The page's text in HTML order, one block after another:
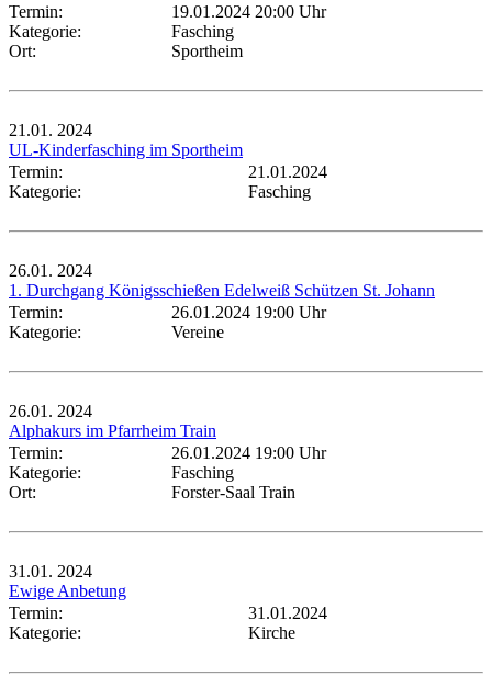
Termin:
19.01.2024 20:00 Uhr
Kategorie:
Fasching
Ort:
Sportheim
21.01. 2024
UL-Kinderfasching im Sportheim
Termin:
21.01.2024
Kategorie:
Fasching
26.01. 2024
1. Durchgang Königsschießen Edelweiß Schützen St. Johann
Termin:
26.01.2024 19:00 Uhr
Kategorie:
Vereine
26.01. 2024
Alphakurs im Pfarrheim Train
Termin:
26.01.2024 19:00 Uhr
Kategorie:
Fasching
Ort:
Forster-Saal Train
31.01. 2024
Ewige Anbetung
Termin:
31.01.2024
Kategorie:
Kirche